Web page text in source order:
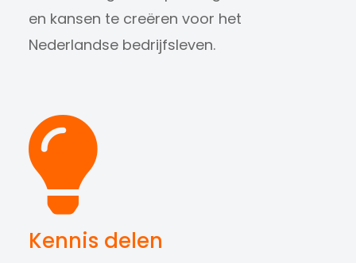
en kansen te creëren voor het
Nederlandse bedrijfsleven.
Kennis delen